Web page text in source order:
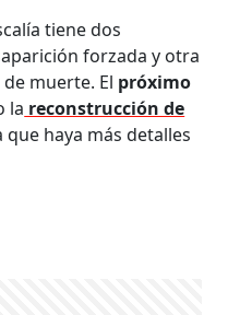
tiene dos
forzada y otra
muerte. El próximo
la reconstrucción de
que haya más detalles